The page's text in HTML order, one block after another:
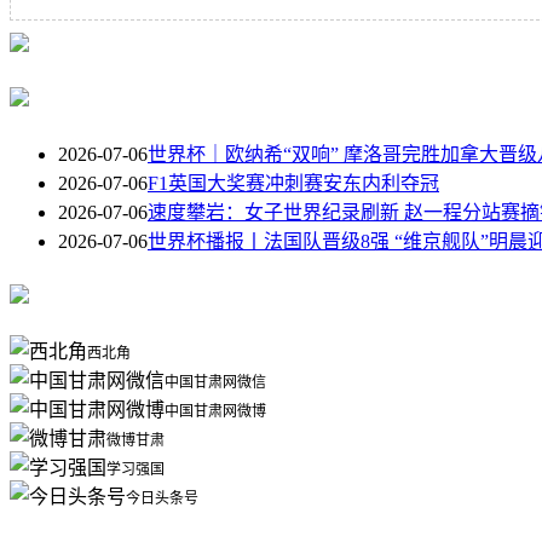
2026-07-06世界杯｜欧纳希“双响” 摩洛哥完胜加拿大晋级
2026-07-06F1英国大奖赛冲刺赛安东内利夺冠
2026-07-06速度攀岩：女子世界纪录刷新 赵一程分站赛摘
2026-07-06世界杯播报丨法国队晋级8强 “维京舰队”明晨
西北角
中国甘肃网微信
中国甘肃网微博
微博甘肃
学习强国
今日头条号